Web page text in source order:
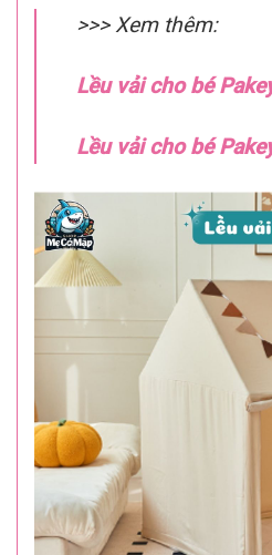
>>> Xem thêm:
Lều vải cho bé
Lều vải cho bé